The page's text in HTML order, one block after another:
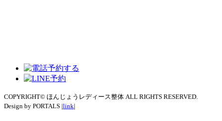
COPYRIGHT© ほんじょうレディース整体 ALL RIGHTS RESERVED.
Design by PORTALS |link|